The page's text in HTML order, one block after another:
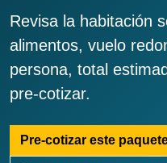
Revisa la habitación
alimentos, vuelo
persona, total
pre-cotizar.
Pre-cotizar este